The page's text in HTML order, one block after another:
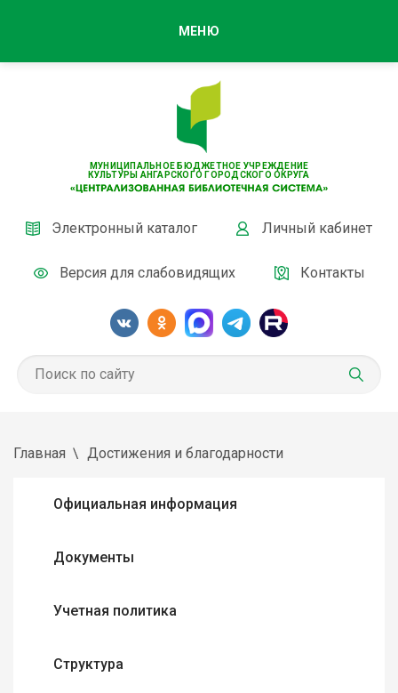
МУНИЦИПАЛЬНОЕ БЮДЖЕТНОЕ УЧРЕЖДЕНИЕ
КУЛЬТУРЫ АНГАРСКОГО ГОРОДСКОГО ОКРУГА
Электронный каталог Личный кабинет
Версия для слабовидящих Контакты
МЕНЮ
Главная Достижения и благодарности
Официальная информация
Документы
Учетная политика
Структура